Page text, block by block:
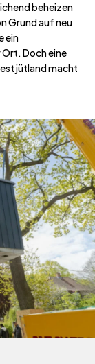
beheizen
Grund auf neu
ein
Doch eine
macht